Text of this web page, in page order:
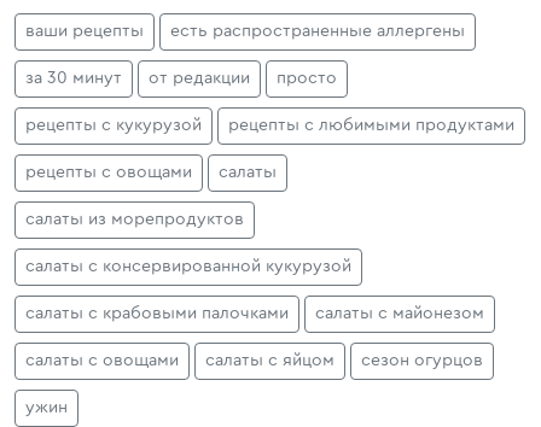
ваши рецепты есть распространенные аллергены
за 30 минут от редакции просто
рецепты с кукурузой рецепты с любимыми продуктами
рецепты с овощами салаты
салаты из морепродуктов
салаты с консервированной кукурузой
салаты с крабовыми палочками салаты с майонезом
салаты с овощами салаты с яйцом сезон огурцов
ужин